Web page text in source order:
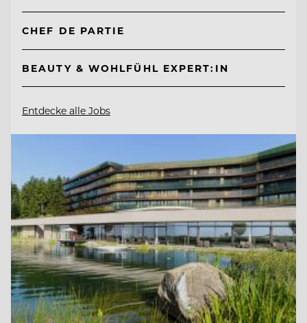
CHEF DE PARTIE
BEAUTY & WOHLFÜHL EXPERT:IN
Entdecke alle Jobs